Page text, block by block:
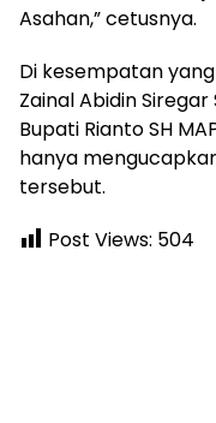
Asahan,” cetusnya.
Di kesempatan
Zainal Abidin Siregar
Bupati Rianto SH
hanya
tersebut.
Post Views: 504